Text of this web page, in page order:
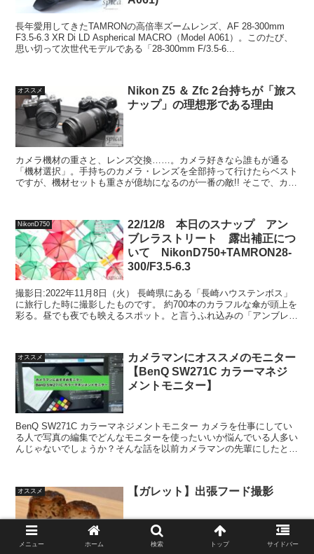
長年愛用してきたTAMRONの高倍率ズームレンズ、AF 28-300mm
F3.5-6.3 XR Di LD Aspherical MACRO（Model A061）。このたび、
思い切って次世代モデルである「28-300mm F/3.5-6...
オススメ
Nikon Z5 ＆ Zfc 2台持ちが「旅ス
ナップ」の理想形である理由
カメラ機材の重さと、レンズ交換……。カメラ好きなら誰もが通る
「機材選択」。手持ちのカメラ・レンズを全部持って行けたらベスト
ですが、機材セットも重さが億劫になるのが一番の敵!! そこで、カメ
NikonD750
22/12/8 本日のスナップ アン
ブレラストリート 露出補正につ
いて NikonD750+TAMRON28-
300/F3.5-6.3
撮影日:2022年11月8日（火） 長崎県にある「長崎ハウステンボス」
に旅行した時に撮影したものです。 約700本のカラフルな傘が頭上を
彩る。昼でも夜でも映えるスポット。と言うふれ込みの「アンブレラ
オススメ
カメラマンにオススメのモニター
【BenQ SW271C カラーマネジ
メントモニター】
BenQ SW271C カラーマネジメントモニター カメラを仕事にしてい
る人で写真の編集でどんなモニターを使ったいいか悩んでいる人多い
んじゃないでしょうか？そんな話を以前カメラマンの先輩にしたとこ
オススメ 【ガレット】出張フード撮影
メニュー ホーム 検索 トップ サイドバー